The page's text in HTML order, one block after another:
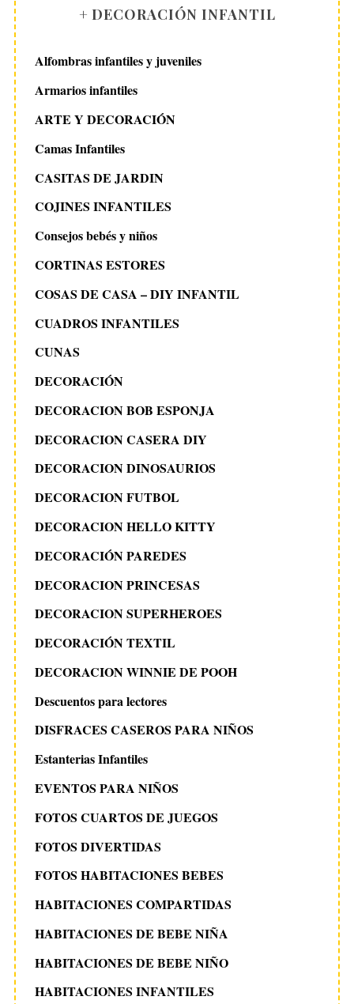
+ DECORACIÓN INFANTIL
Alfombras infantiles y juveniles
Armarios infantiles
ARTE Y DECORACIÓN
Camas Infantiles
CASITAS DE JARDIN
COJINES INFANTILES
Consejos bebés y niños
CORTINAS ESTORES
COSAS DE CASA – DIY INFANTIL
CUADROS INFANTILES
CUNAS
DECORACIÓN
DECORACION BOB ESPONJA
DECORACION CASERA DIY
DECORACION DINOSAURIOS
DECORACION FUTBOL
DECORACION HELLO KITTY
DECORACIÓN PAREDES
DECORACION PRINCESAS
DECORACION SUPERHEROES
DECORACIÓN TEXTIL
DECORACION WINNIE DE POOH
Descuentos para lectores
DISFRACES CASEROS PARA NIÑOS
Estanterias Infantiles
EVENTOS PARA NIÑOS
FOTOS CUARTOS DE JUEGOS
FOTOS DIVERTIDAS
FOTOS HABITACIONES BEBES
HABITACIONES COMPARTIDAS
HABITACIONES DE BEBE NIÑA
HABITACIONES DE BEBE NIÑO
HABITACIONES INFANTILES